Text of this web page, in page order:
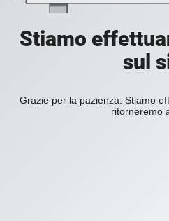
Stiamo
sul
Grazie per la pazienza. Stiamo
ritorneremo